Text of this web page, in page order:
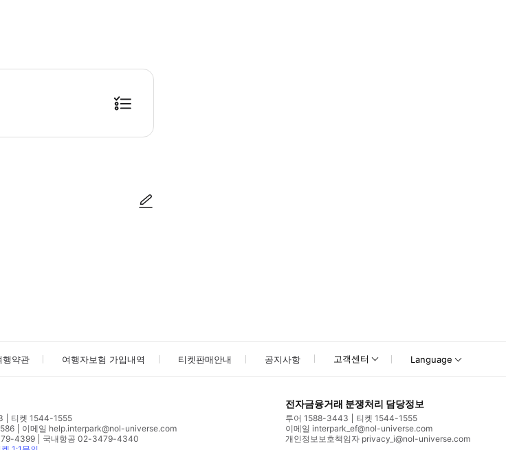
행약관 여행자보험 가입내역 티켓판매안내 공지사항 고객센터 Language
티켓 1544-1555
이메일 help.interpark@nol-universe.com
4399
국내항공 02-3479-4340
전자금융거래 분쟁처리 담당정보
투어 1588-3443
티켓 1544-1555
이메일 interpark_ef@nol-universe.com
개인정보보호책임자 privacy_i@nol-universe.com